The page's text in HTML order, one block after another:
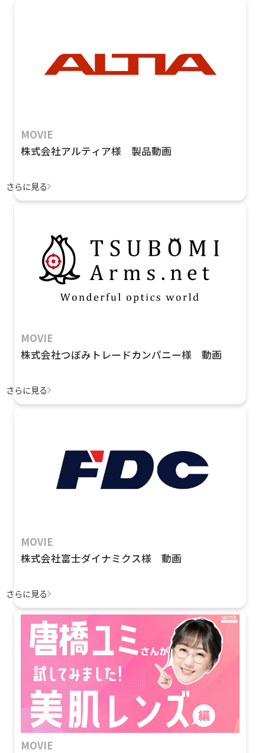
MOVIE
株式会社アルティア様 製品動画
さらに見る
MOVIE
株式会社つぼみトレードカンパニー様 動画
さらに見る
MOVIE
株式会社富士ダイナミクス様 動画
さらに見る
MOVIE